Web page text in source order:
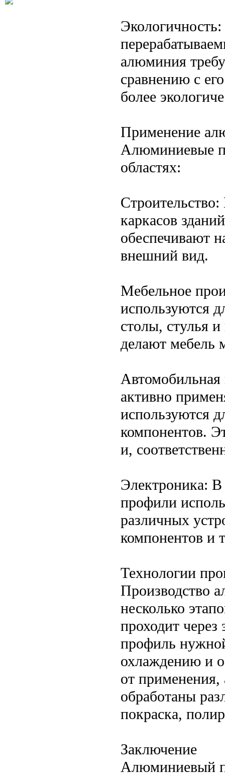
алюминия
сравнению с
более
Применение
Алюминиевые
областях:
каркасов
обеспечивают
внешний вид.
Мебельное
используются
столы, стулья
делают мебель
активно
используются
компонентов.
и,
Электроника:
профили
различных
компонентов и
Технологии
Производство
несколько
проходит
профиль
охлаждению и
от
обработаны
покраска,
Заключение
Алюминиевый